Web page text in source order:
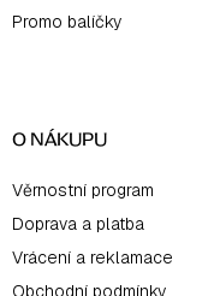
Promo balíčky
O NÁKUPU
Věrnostní program
Doprava a platba
Vrácení a reklamace
Obchodní podmínky